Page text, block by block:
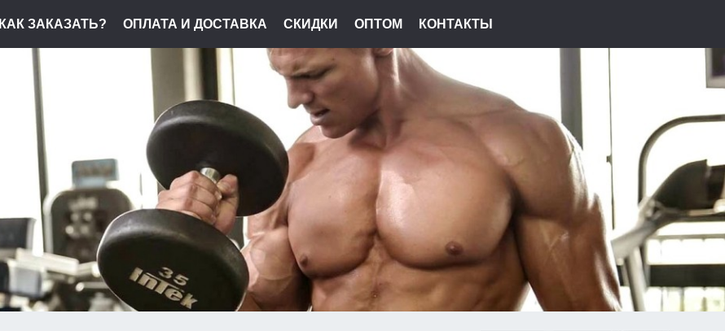
КАК ЗАКАЗАТЬ? ОПЛАТА И ДОСТАВКА СКИДКИ ОПТОМ КОНТАКТЫ